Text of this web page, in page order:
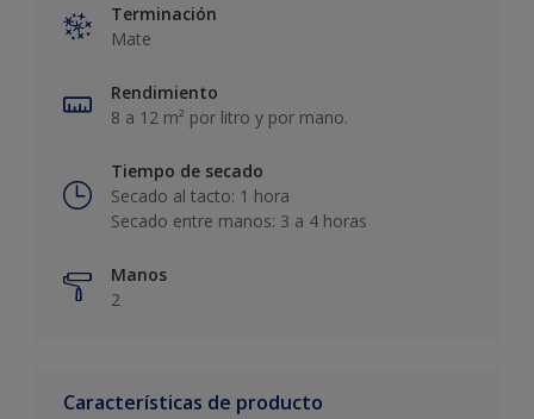
Terminación
Mate
Rendimiento
8 a 12 m² por litro y por mano.
Tiempo de secado
Secado al tacto: 1 hora
Secado entre manos: 3 a 4 horas
Manos
2
Características de producto